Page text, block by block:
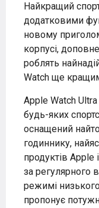
Найкращий
додатковими
новому
корпусі,
роблять
Watch ще
Apple Watch
будь-яких
оснащений
годиннику,
продуктів Apple
за регулярного
режимі
пропонує